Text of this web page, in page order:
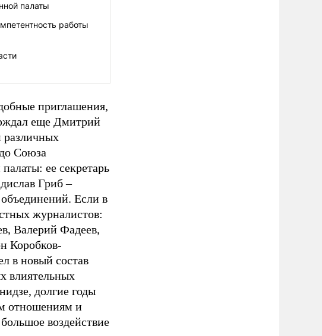
палаты
работы
приглашения,
еще Дмитрий
различных
Союза
ее секретарь
Гриб –
Если в
журналистов:
Валерий Фадеев,
Коробков-
в новый состав
влиятельных
долгие годы
отношениям и
воздействие